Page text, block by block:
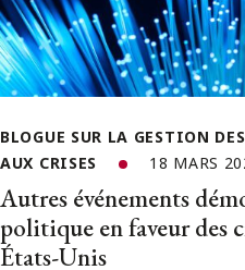
BLOGUE SUR LA GESTION
AUX CRISES
18 MARS
Autres événements
politique en faveur des
États-Unis